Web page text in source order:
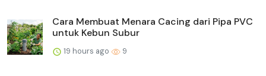
Cara Membuat Menara Cacing dari Pipa PVC
untuk Kebun Subur
19 hours ago 9